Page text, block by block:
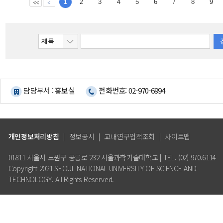
1 2 3 4 5 6 7 8 9
담당부서 : 홍보실 전화번호: 02-970-6994
개인정보처리방침 | 정보공시 | 교내연구업적조회 | 사이트맵
01811 서울시 노원구 공릉로 232 서울과학기술대학교 | TEL. (02) 970.6114
Copyright 2021 SEOUL NATIONAL UNIVERSITY OF SCIENCE AND
TECHNOLOGY. All Rights Reserved.